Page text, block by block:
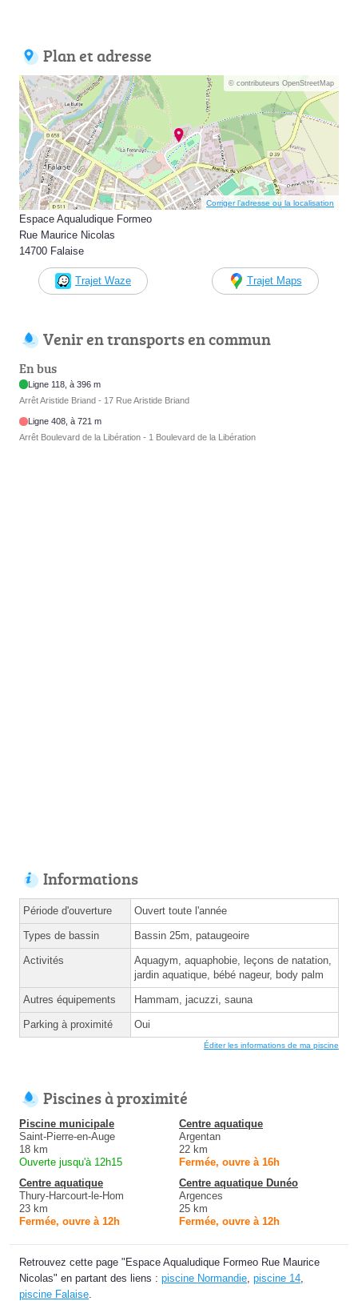
Plan et adresse
© contributeurs OpenStreetMap
Corriger l’adresse ou la localisation
Espace Aqualudique Formeo
Rue Maurice Nicolas
14700 Falaise
Trajet Waze Trajet Maps
Venir en transports en commun
En bus
Ligne 118, à 396 m
Arrêt Aristide Briand - 17 Rue Aristide Briand
Ligne 408, à 721 m
Arrêt Boulevard de la Libération - 1 Boulevard de la Libération
Informations
Période d'ouverture Ouvert toute l'année
Types de bassin Bassin 25m, pataugeoire
Activités
Aquagym, aquaphobie, leçons de natation,
jardin aquatique, bébé nageur, body palm
Autres équipements Hammam, jacuzzi, sauna
Parking à proximité Oui
Éditer les informations de ma piscine
Piscines à proximité
Piscine municipale
Saint-Pierre-en-Auge
18 km
Ouverte jusqu'à 12h15
Centre aquatique
Argentan
22 km
Fermée, ouvre à 16h
Centre aquatique
Thury-Harcourt-le-Hom
23 km
Fermée, ouvre à 12h
Centre aquatique Dunéo
Argences
25 km
Fermée, ouvre à 12h
Retrouvez cette page "Espace Aqualudique Formeo Rue Maurice
Nicolas" en partant des liens : piscine Normandie, piscine 14,
piscine Falaise.